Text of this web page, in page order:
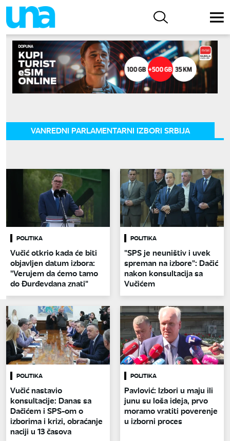
VANREDNI PARLAMENTARNI IZBORI SRBIJA
POLITIKA
Vučić otkrio kada će biti
objavljen datum izbora:
"Verujem da ćemo tamo
do Đurđevdana znati"
POLITIKA
"SPS je neuništiv i uvek
spreman na izbore": Dačić
nakon konsultacija sa
Vučićem
POLITIKA
Vučić nastavio
konsultacije: Danas sa
Dačićem i SPS-om o
izborima i krizi, obraćanje
naciji u 13 časova
POLITIKA
Pavlović: Izbori u maju ili
junu su loša ideja, prvo
moramo vratiti poverenje
u izborni proces